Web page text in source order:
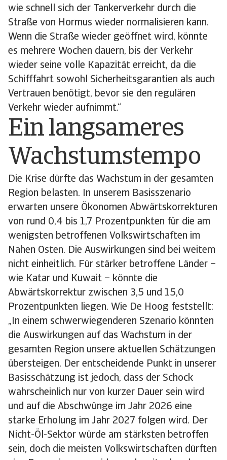
wie schnell sich der Tankerverkehr durch die
Straße von Hormus wieder normalisieren kann.
Wenn die Straße wieder geöffnet wird, könnte
es mehrere Wochen dauern, bis der Verkehr
wieder seine volle Kapazität erreicht, da die
Schifffahrt sowohl Sicherheitsgarantien als auch
Vertrauen benötigt, bevor sie den regulären
Verkehr wieder aufnimmt.“
Ein langsameres
Wachstumstempo
Die Krise dürfte das Wachstum in der gesamten
Region belasten. In unserem Basisszenario
erwarten unsere Ökonomen Abwärtskorrekturen
von rund 0,4 bis 1,7 Prozentpunkten für die am
wenigsten betroffenen Volkswirtschaften im
Nahen Osten. Die Auswirkungen sind bei weitem
nicht einheitlich. Für stärker betroffene Länder –
wie Katar und Kuwait – könnte die
Abwärtskorrektur zwischen 3,5 und 15,0
Prozentpunkten liegen. Wie De Hoog feststellt:
„In einem schwerwiegenderen Szenario könnten
die Auswirkungen auf das Wachstum in der
gesamten Region unsere aktuellen Schätzungen
übersteigen. Der entscheidende Punkt in unserer
Basisschätzung ist jedoch, dass der Schock
wahrscheinlich nur von kurzer Dauer sein wird
und auf die Abschwünge im Jahr 2026 eine
starke Erholung im Jahr 2027 folgen wird. Der
Nicht-Öl-Sektor würde am stärksten betroffen
sein, doch die meisten Volkswirtschaften dürften